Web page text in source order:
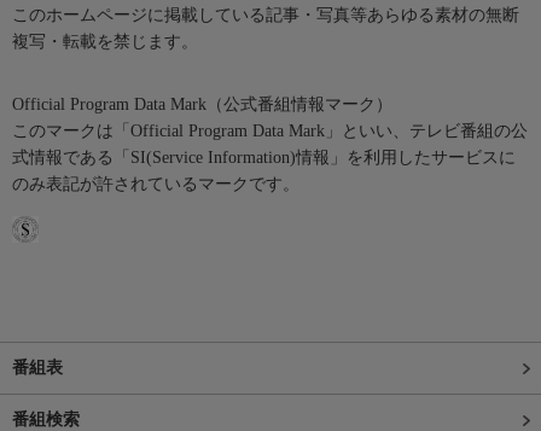
このホームページに掲載している記事・写真等あらゆる素材の無断
複写・転載を禁じます。
Official Program Data Mark（公式番組情報マーク）
このマークは「Official Program Data Mark」といい、テレビ番組の公
式情報である「SI(Service Information)情報」を利用したサービスに
のみ表記が許されているマークです。
番組表
番組検索